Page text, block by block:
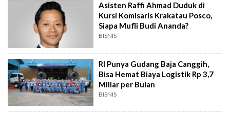
Asisten Raffi Ahmad Duduk di
Kursi Komisaris Krakatau Posco,
Siapa Mufli Budi Ananda?
BISNIS
RI Punya Gudang Baja Canggih,
Bisa Hemat Biaya Logistik Rp 3,7
Miliar per Bulan
BISNIS